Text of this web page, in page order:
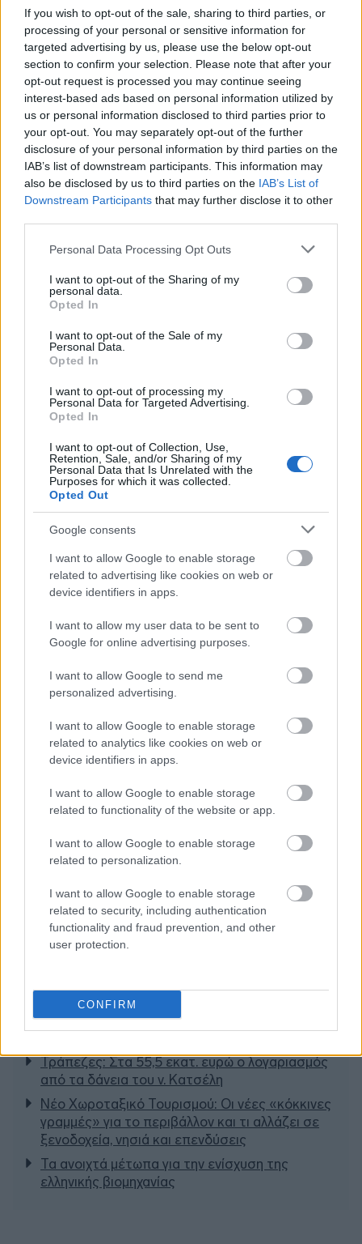
If you wish to opt-out of the sale, sharing to third parties, or
processing of your personal or sensitive information for
targeted advertising by us, please use the below opt-out
section to confirm your selection. Please note that after your
opt-out request is processed you may continue seeing
interest-based ads based on personal information utilized by
us or personal information disclosed to third parties prior to
your opt-out. You may separately opt-out of the further
disclosure of your personal information by third parties on the
IAB’s list of downstream participants. This information may
also be disclosed by us to third parties on the IAB’s List of
Downstream Participants that may further disclose it to other
Please note that this website/app uses one or more Google
not limited to your visit or usage behaviour. You may click to
grant or deny consent to Google and its third-party tags to
use your data for below specified purposes in below Google
consent section.
Personal Data Processing Opt Outs
I want to opt-out of the Sharing of my
personal data.
Opted In
I want to opt-out of the Sale of my
Personal Data.
Opted In
I want to opt-out of processing my
Personal Data for Targeted Advertising.
Opted In
I want to opt-out of Collection, Use,
Retention, Sale, and/or Sharing of my
Personal Data that Is Unrelated with the
Purposes for which it was collected.
Opted Out
Google consents
I want to allow Google to enable storage
related to advertising like cookies on web or
device identifiers in apps.
I want to allow my user data to be sent to
Google for online advertising purposes.
I want to allow Google to send me
personalized advertising.
I want to allow Google to enable storage
related to analytics like cookies on web or
device identifiers in apps.
I want to allow Google to enable storage
related to functionality of the website or app.
I want to allow Google to enable storage
related to personalization.
I want to allow Google to enable storage
related to security, including authentication
functionality and fraud prevention, and other
user protection.
CONFIRM
γόνο της ζάμπλουτης οικογένειας να το αρνείται
υπογραμμίζοντας πως «εάν θέλαμε κάτι τέτοιο,
θα είχαμεψάξει αλλού. Σκοπεύουμε να
οικοδομήσουμε ένα project ανθεκτικότητας, που
θα διακρίνεται από τα χαρακτηριστικά της
σκληρής δουλειάς και θα δημιουργήσει μία ιστορία
με όμορφες αξίες», κατέληξε ο κροίσος.
Ακολουθήστε τοinsider.gr στο Google News
Διαβάζονται αυτή τη στιγμή
Τράπεζες: Στα 55,5 εκατ. ευρώ ο λογαριασμός
από τα δάνεια του ν. Κατσέλη
Νέο Χωροταξικό Τουρισμού: Οι νέες «κόκκινες
γραμμές» για το περιβάλλον και τι αλλάζει σε
ξενοδοχεία, νησιά και επενδύσεις
Τα ανοιχτά μέτωπα για την ενίσχυση της
ελληνικής βιομηχανίας